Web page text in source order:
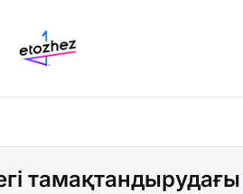
тамақтандырудағы